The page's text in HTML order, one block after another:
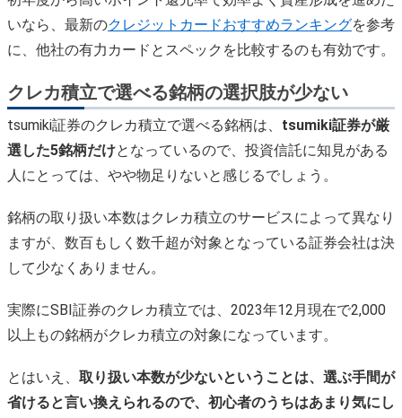
いなら、最新のクレジットカードおすすめランキングを参考
に、他社の有力カードとスペックを比較するのも有効です。
クレカ積立で選べる銘柄の選択肢が少ない
tsumiki証券のクレカ積立で選べる銘柄は、 tsumiki証券が厳
選した5銘柄だけとなっているので、投資信託に知見がある
人にとっては、やや物足りないと感じるでしょう。
銘柄の取り扱い本数はクレカ積立のサービスによって異なり
ますが、数百もしく数千超が対象となっている証券会社は決
して少なくありません。
実際にSBI証券のクレカ積立では、2023年12月現在で2,000
以上もの銘柄がクレカ積立の対象になっています。
とはいえ、 取り扱い本数が少ないということは、選ぶ手間が
省けると言い換えられるので、初心者のうちはあまり気にし